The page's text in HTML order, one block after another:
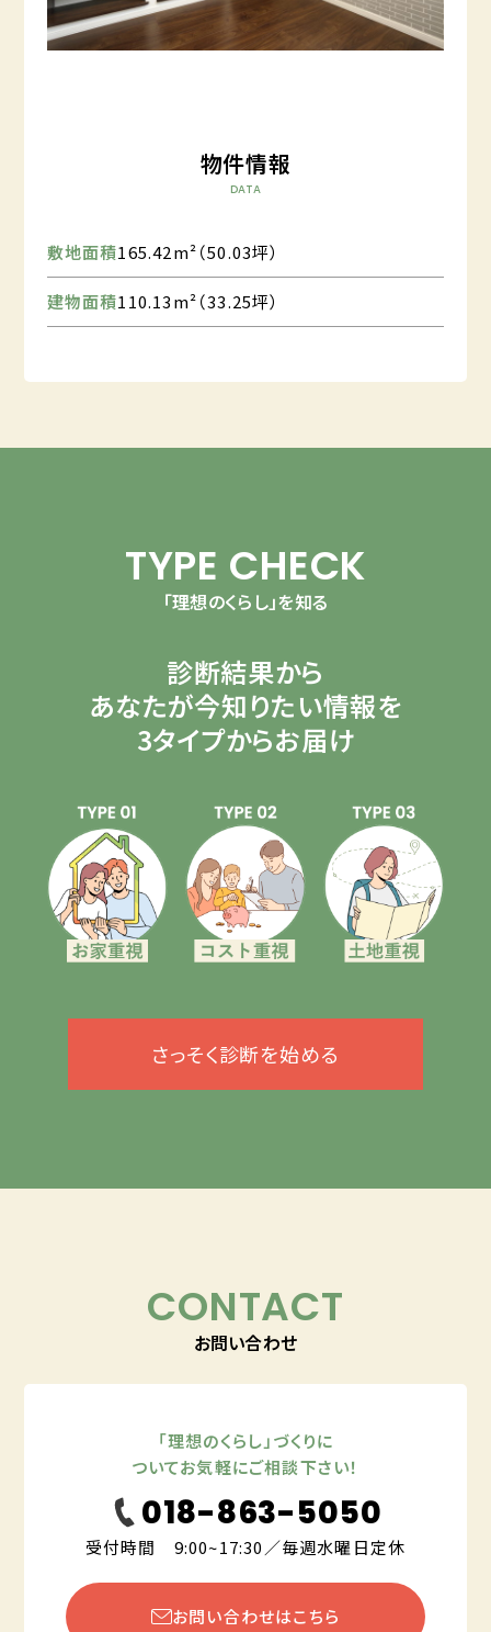
物件情報
DATA
敷地面積165.42m²（50.03坪）
建物面積110.13m²（33.25坪）
TYPE CHECK
「理想のくらし」を知る
診断結果から
あなたが今知りたい情報を
3タイプからお届け
さっそく診断を始める
CONTACT
お問い合わせ
「理想のくらし」づくりに
ついてお気軽にご相談下さい！
018-863-5050
受付時間 9:00~17:30／毎週水曜日定休
お問い合わせはこちら